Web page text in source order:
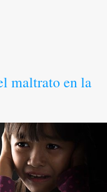
maltrato en la